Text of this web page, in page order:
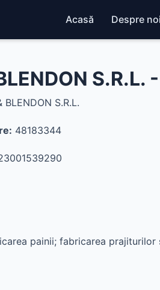
Acasă Despre noi
BLENDON S.R.L.
48183344
painii; fabricarea